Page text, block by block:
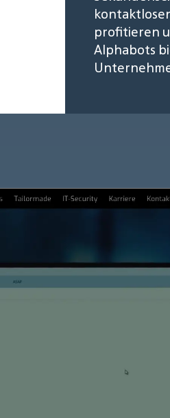
profitieren
Alphabots